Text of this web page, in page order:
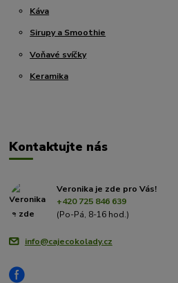
Káva
Sirupy a Smoothie
Voňavé svíčky
Keramika
Kontaktujte nás
Veronika je zde pro Vás!
+420 725 846 639
(Po-Pá, 8-16 hod.)
info@cajecokolady.cz